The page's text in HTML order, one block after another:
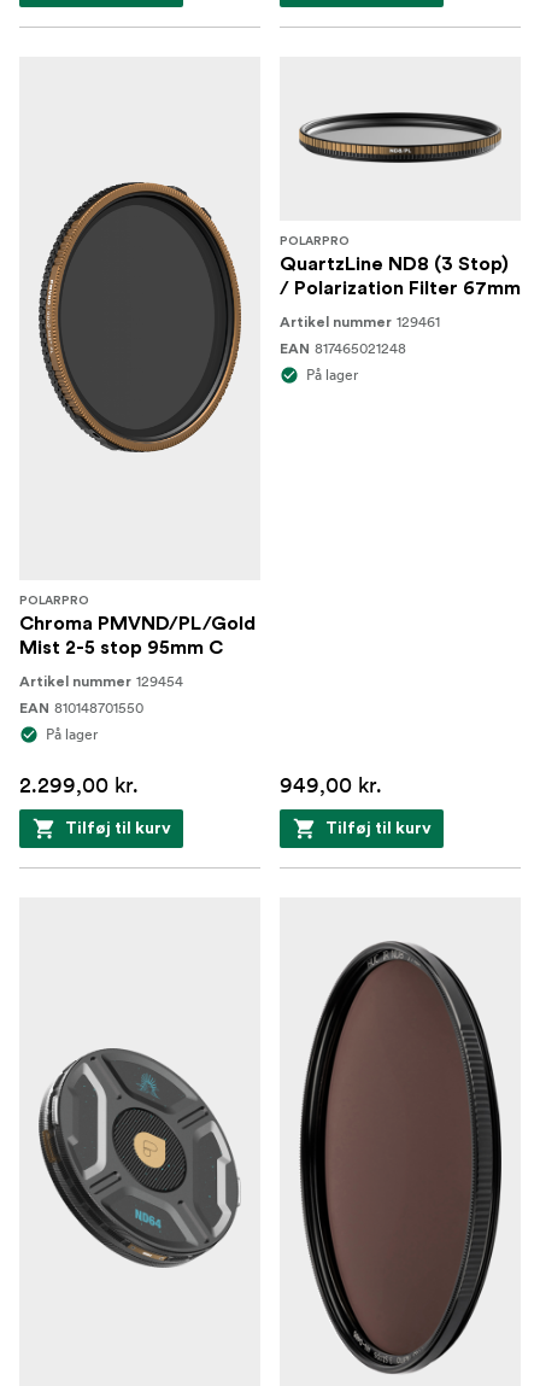
POLARPRO
Chroma PMVND/PL/Gold
Mist 2-5 stop 95mm C
Artikel nummer 129454
EAN 810148701550
På lager
2.299,00 kr.
Tilføj til kurv
POLARPRO
QuartzLine ND8 (3 Stop)
/ Polarization Filter 67mm
Artikel nummer 129461
EAN 817465021248
På lager
949,00 kr.
Tilføj til kurv